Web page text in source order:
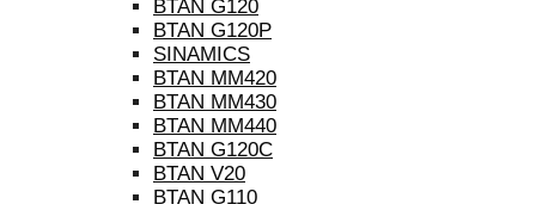
BTAN G120
BTAN G120P
SINAMICS
BTAN MM420
BTAN MM430
BTAN MM440
BTAN G120C
BTAN V20
BTAN G110